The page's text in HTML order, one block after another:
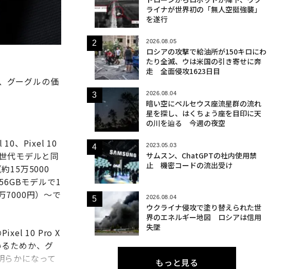
グーグルの価
10、Pixel 10
代モデルと同
15万5000
モデルで1
7000円）〜で
Pixel 10 Pro X
ためか、グ
かになって
ライナが世界初の「無人空挺強襲」
を遂行
2026.08.05
ロシアの攻撃で給油所が150キロにわ
たり全滅、ウは米国の引き寄せに奔
走 全面侵攻1623日目
2026.08.04
暗い空にペルセウス座流星群の流れ
星を探し、はくちょう座を目印に天
の川を辿る 今週の夜空
2023.05.03
サムスン、ChatGPTの社内使用禁
止 機密コードの流出受け
2026.08.04
ウクライナ侵攻で塗り替えられた世
界のエネルギー地図 ロシアは信用
失墜
もっと見る